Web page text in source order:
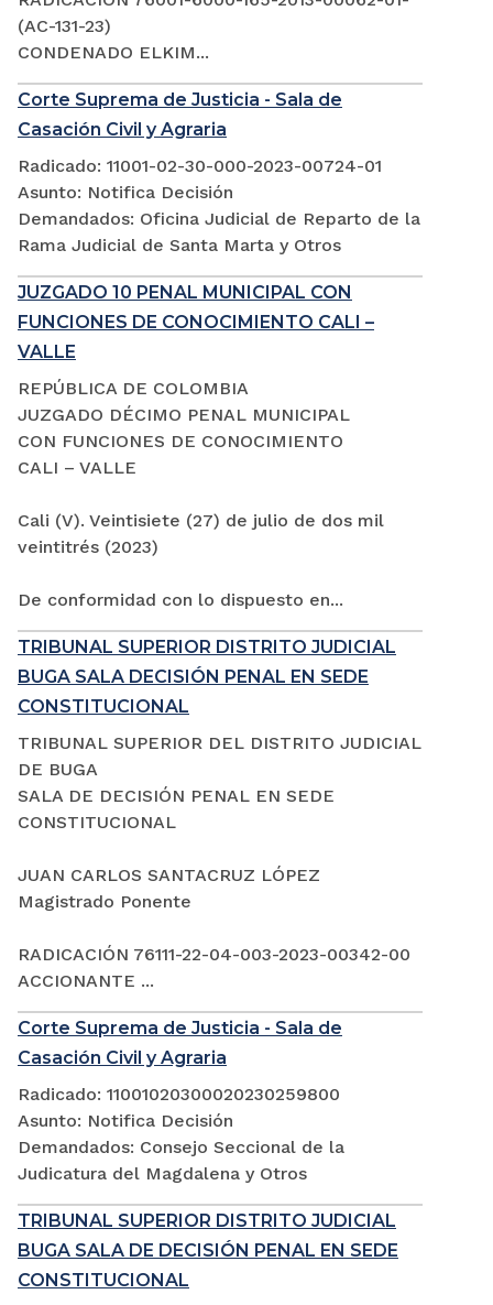
(AC-131-23)
CONDENADO ELKIM...
Corte Suprema de Justicia - Sala de
Casación Civil y Agraria
Radicado: 11001-02-30-000-2023-00724-01
Asunto: Notifica Decisión
Demandados: Oficina Judicial de Reparto de la
Rama Judicial de Santa Marta y Otros
JUZGADO 10 PENAL MUNICIPAL CON
FUNCIONES DE CONOCIMIENTO CALI –
VALLE
REPÚBLICA DE COLOMBIA
JUZGADO DÉCIMO PENAL MUNICIPAL
CON FUNCIONES DE CONOCIMIENTO
CALI – VALLE
Cali (V). Veintisiete (27) de julio de dos mil
veintitrés (2023)
De conformidad con lo dispuesto en...
TRIBUNAL SUPERIOR DISTRITO JUDICIAL
BUGA SALA DECISIÓN PENAL EN SEDE
CONSTITUCIONAL
TRIBUNAL SUPERIOR DEL DISTRITO JUDICIAL
DE BUGA
SALA DE DECISIÓN PENAL EN SEDE
CONSTITUCIONAL
JUAN CARLOS SANTACRUZ LÓPEZ
Magistrado Ponente
RADICACIÓN 76111-22-04-003-2023-00342-00
ACCIONANTE ...
Corte Suprema de Justicia - Sala de
Casación Civil y Agraria
Radicado: 11001020300020230259800
Asunto: Notifica Decisión
Demandados: Consejo Seccional de la
Judicatura del Magdalena y Otros
TRIBUNAL SUPERIOR DISTRITO JUDICIAL
BUGA SALA DE DECISIÓN PENAL EN SEDE
CONSTITUCIONAL